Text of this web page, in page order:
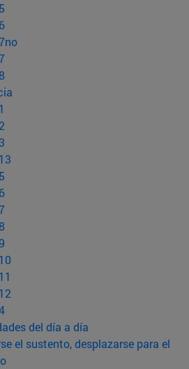
5
6
8
1
2
3
13
5
6
8
10
11
12
del día a día
el sustento, desplazarse para el